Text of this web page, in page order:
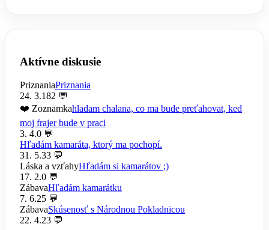
Aktívne diskusie
PriznaniaPriznania
24. 3.182 💬
❤️ Zoznamkahladam chalana, co ma bude preťahovat, ked
moj frajer bude v praci
3. 4.0 💬
Hľadám kamaráta, ktorý ma pochopí.
31. 5.33 💬
Láska a vzťahyHľadám si kamarátov ;)
17. 2.0 💬
ZábavaHľadám kamarátku
7. 6.25 💬
ZábavaSkúsenosť s Národnou Pokladnicou
22. 4.23 💬